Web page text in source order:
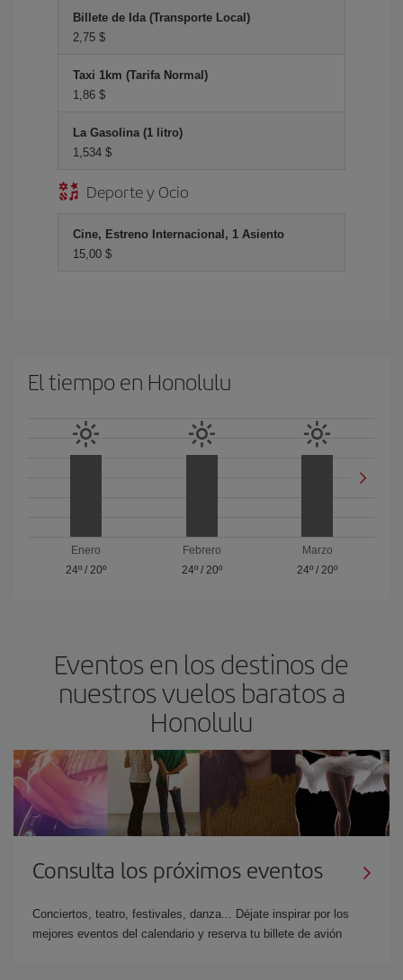
Billete de Ida (Transporte Local)
2,75 $
Taxi 1km (Tarifa Normal)
1,86 $
La Gasolina (1 litro)
1,534 $
Deporte y Ocio
Cine, Estreno Internacional, 1 Asiento
15,00 $
El tiempo en Honolulu
Enero
24º/ 20º
Febrero
24º/ 20º
Marzo
24º /20º
Eventos en los destinos de
nuestros vuelos baratos a
Honolulu
Consulta los próximos eventos
Conciertos, teatro, festivales, danza... Déjate inspirar por los
mejores eventos del calendario y reserva tu billete de avión